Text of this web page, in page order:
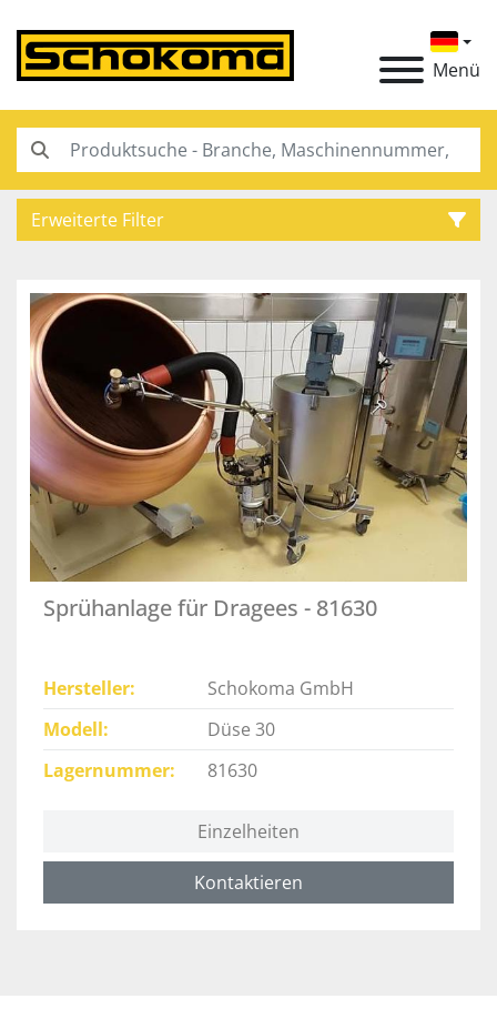
Menü
Erweiterte Filter
Hersteller
Sprühanlage für Dragees - 81630
Hersteller
Schokoma GmbH
Modell
Düse 30
Lagernummer
81630
Einzelheiten
Kontaktieren